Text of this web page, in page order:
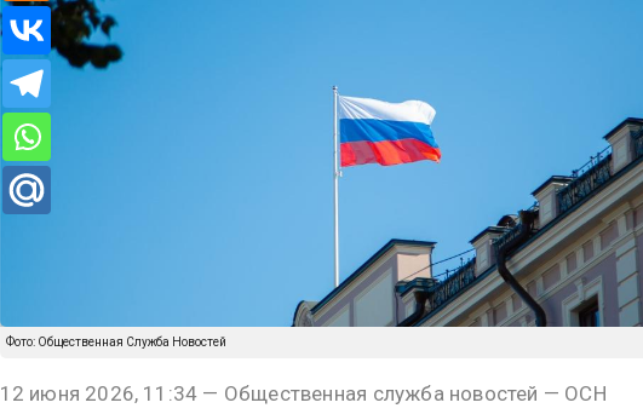
Фото: Общественная Служба Новостей
12 июня 2026, 11:34 — Общественная служба новостей — ОСН